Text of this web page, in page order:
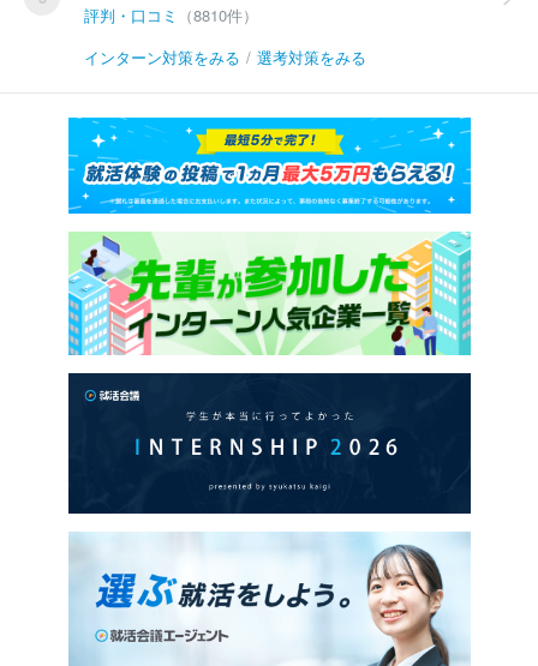
評判・口コミ
（8810件）
インターン対策をみる / 選考対策をみる